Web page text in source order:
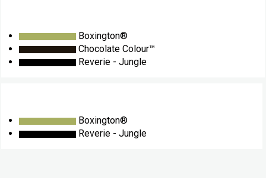
Boxington®
Chocolate Colour™
Reverie - Jungle
Boxington®
Reverie - Jungle